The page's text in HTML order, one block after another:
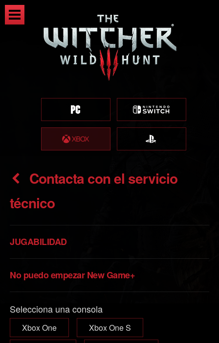
Contacta con el servicio
técnico
JUGABILIDAD
No puedo empezar New Game+
Selecciona una consola
Xbox One
Xbox One S